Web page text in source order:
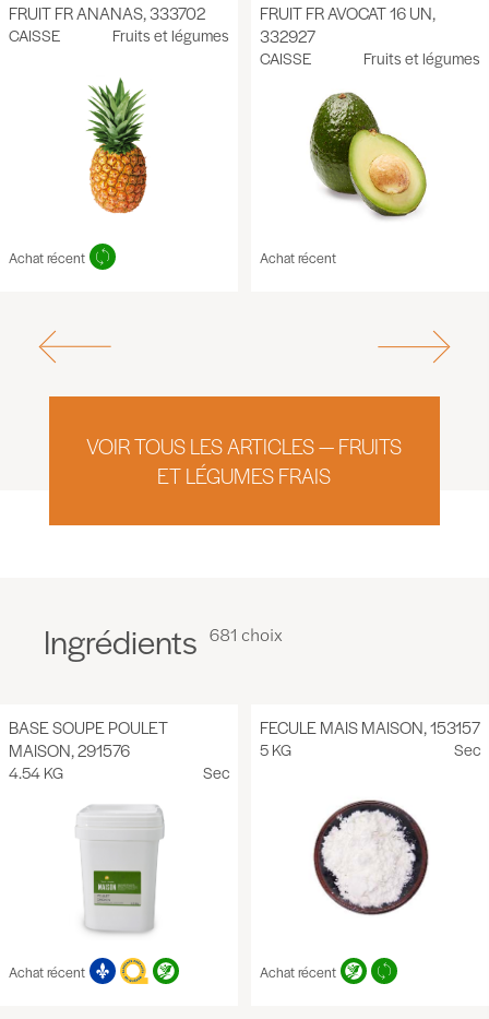
FRUIT FR ANANAS, 333702
CAISSE Fruits et légumes
Achat récent
FRUIT FR AVOCAT 16 UN,
332927
CAISSE Fruits et légumes
Achat récent
VOIR TOUS LES ARTICLES — FRUITS
ET LÉGUMES FRAIS
Ingrédients 681 choix
BASE SOUPE POULET
MAISON, 291576
4.54 KG Sec
Achat récent
FECULE MAIS MAISON, 153157
5 KG Sec
Achat récent